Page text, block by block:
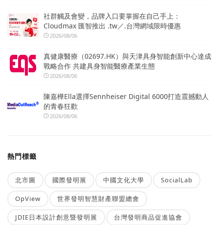
社群觸及會變，品牌入口要掌握在自己手上：
Cloudmax 匯智推出 .tw／.台灣網域限時優惠
2026/08/06
真健康醫療（02697.HK）與天津具身智能創新中心達成
戰略合作 共建具身智能醫療產業生態
2026/08/06
陳嘉樺Ella選擇Sennheiser Digital 6000打造震撼動人
的青春狂歡
2026/08/06
熱門標籤
北市圖 國際發明展 中國文化大學 SocialLab
OpView 世界發明智慧財產聯盟總會
JDIE日本設計創意暨發明展 台灣發明商品促進協會